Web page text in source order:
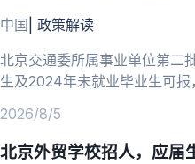
中国 政策解读
北京交通委所属事业单位第二
生及2024年未就业毕业生可报
2026/8/5
北京外贸学校招人，应届